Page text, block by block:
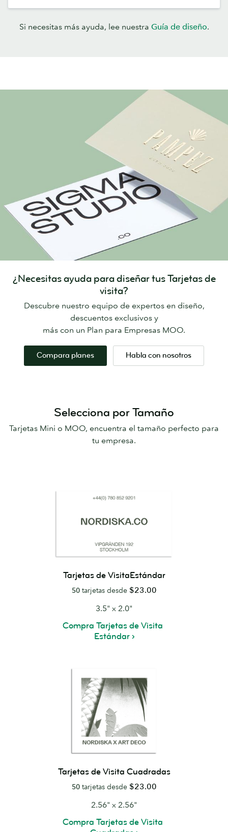
Si necesitas más ayuda, lee nuestra Guía de diseño.
¿Necesitas ayuda para diseñar tus Tarjetas de
visita?
Descubre nuestro equipo de expertos en diseño,
descuentos exclusivos y
más con un Plan para Empresas MOO.
Compara planes Habla con nosotros
Selecciona por Tamaño
Tarjetas Mini o MOO, encuentra el tamaño perfecto para
tu empresa.
Tarjetas de VisitaEstándar
50tarjetas desde $23.00
3.5" x 2.0"
Compra Tarjetas de Visita
Estándar
Tarjetas de Visita Cuadradas
50tarjetas desde $23.00
2.56" x 2.56"
Compra Tarjetas de Visita